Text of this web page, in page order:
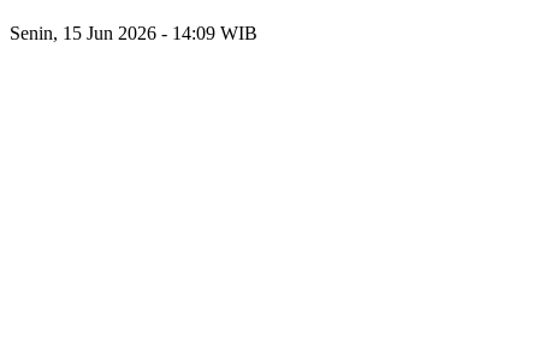
Senin, 15 Jun 2026 - 14:09 WIB